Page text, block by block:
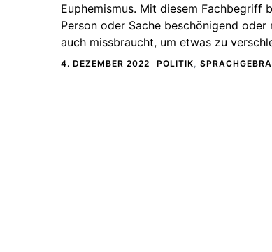
Euphemismus. Mit diesem Fachbegriff
Person oder Sache beschönigend
auch missbraucht, um etwas zu
4. DEZEMBER 2022 POLITIK,